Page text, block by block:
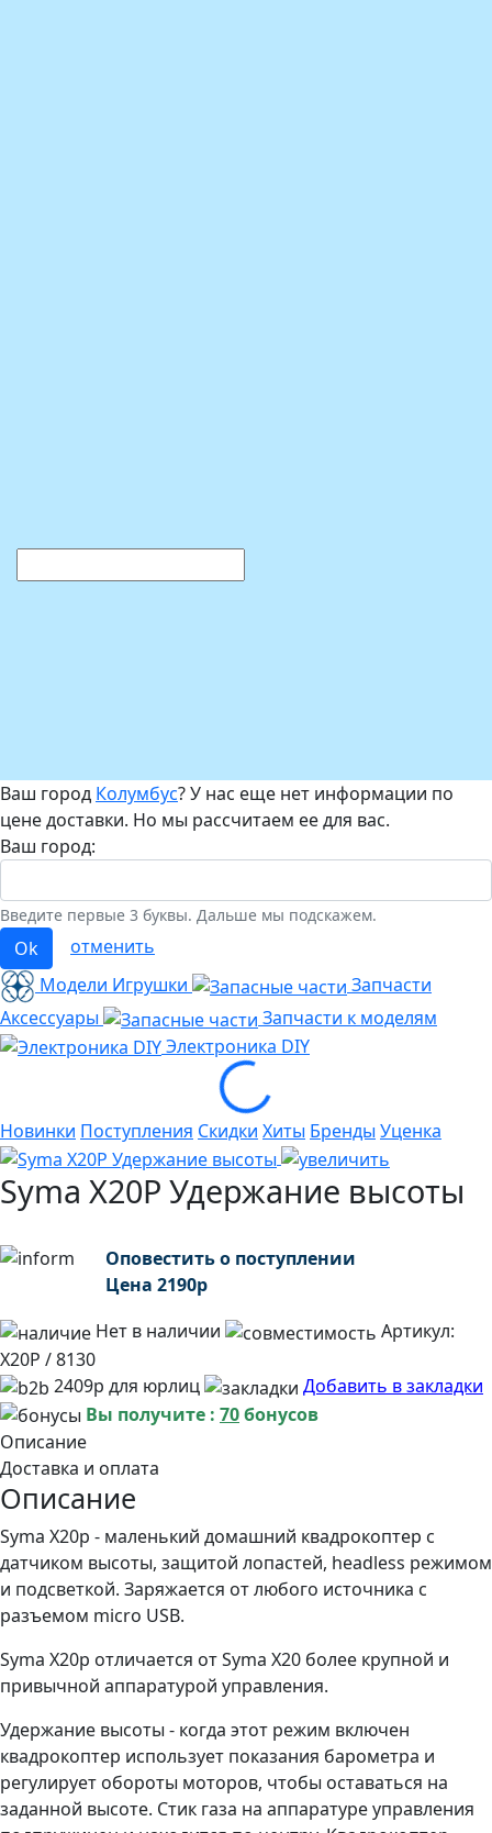
Ваш город Колумбус? У нас еще нет информации по
цене доставки. Но мы рассчитаем ее для вас.
Ваш город:
Введите первые 3 буквы. Дальше мы подскажем.
Ok
отменить
Модели Игрушки
Запчасти
Аксессуары
Запчасти к моделям
Электроника DIY
Loading...
Новинки Поступления Скидки Хиты Бренды Уценка
Syma X20P Удержание высоты
Оповестить о поступлении
Цена 2190р
Нет в наличии
Артикул:
X20P / 8130
2409р для юрлиц
Добавить в закладки
Вы получите : 70бонусов
Описание
Доставка и оплата
Описание
Syma X20p - маленький домашний квадрокоптер с
датчиком высоты, защитой лопастей, headless режимом
и подсветкой. Заряжается от любого источника с
разъемом micro USB.
Syma X20p отличается от Syma X20 более крупной и
привычной аппаратурой управления.
Удержание высоты - когда этот режим включен
квадрокоптер использует показания барометра и
регулирует обороты моторов, чтобы оставаться на
заданной высоте. Стик газа на аппаратуре управления